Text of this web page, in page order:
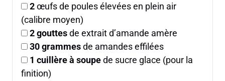
2œufs de poules élevées en plein air
(calibre moyen)
2gouttesde extrait d’amande amère
30grammesde amandes effilées
1 cuillère à soupede sucre glace (pour la
finition)